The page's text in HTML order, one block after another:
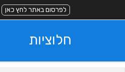
לפרסום באתר לחץ כאן
חלוציות